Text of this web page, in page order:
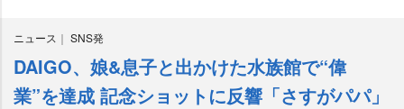
t
e
ニュース SNS発
DAIGO、娘&息子と出かけた水族館で“偉
業”を達成 記念ショットに反響「さすがパパ」